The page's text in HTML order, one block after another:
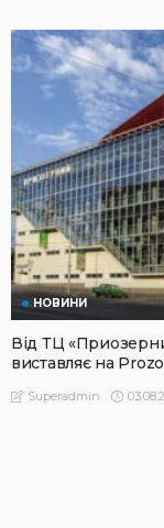
НОВИНИ
Від ТЦ
виставляє на
Superadmin